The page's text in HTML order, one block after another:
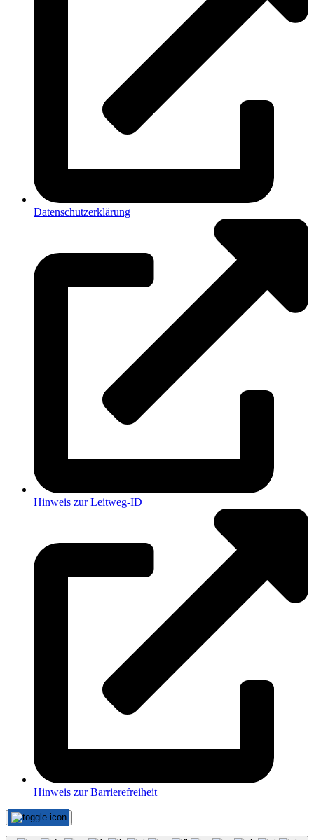
Datenschutzerklärung
Hinweis zur Leitweg-ID
Hinweis zur Barrierefreiheit